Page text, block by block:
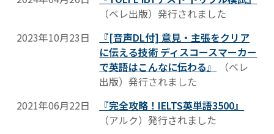
（ベレ出版）発行されました
2023年10月23日
『[音声DL付] 意見・主張をクリア
に伝える技術 ディスコースマーカー
で英語はこんなに伝わる』
（ベレ
出版）発行されました
2021年06月22日
『完全攻略！IELTS英単語3500』
（アルク）発行されました